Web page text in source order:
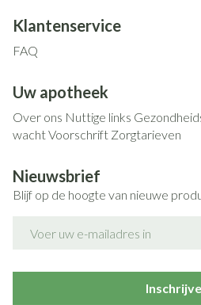
Klantenservice
FAQ
Uw apotheek
Over ons Nuttige links
wachtVoorschrift Zorgtarieven
Nieuwsbrief
Blijf op de hoogte van nieuwe